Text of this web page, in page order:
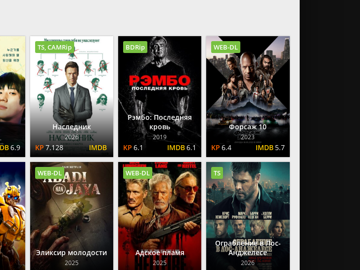
Биографии
Вестерн
Военные
Детективы
Драмы
Исторические
Комедии
Криминал
Приключения
Семейные
Триллеры
Ужасы
Спорт
Семейные
Фантастика
Фэнтези
6.9
Наследник
2026
7.128
TS, CAMRip
Рэмбо: Последняя
кровь
2019
6.1 6.1
BDRip
Форсаж 10
2023
6.4 5.7
WEB-DL
Эликсир молодости
2025
WEB-DL
Адское пламя
2025
WEB-DL
Ограбление в Лос-
Анджелесе
2026
TS